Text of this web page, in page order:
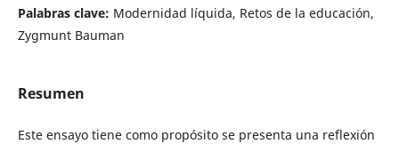
Palabras clave: Modernidad líquida, Retos de la educación,
Zygmunt Bauman
Resumen
Este ensayo tiene como propósito se presenta una reflexión